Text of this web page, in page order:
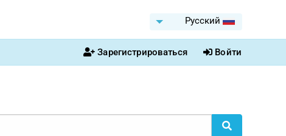
Pусский
Зарегистрироваться Войти